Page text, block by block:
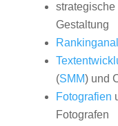
Gestaltung
(SMM) und
Fotografien
Fotografen